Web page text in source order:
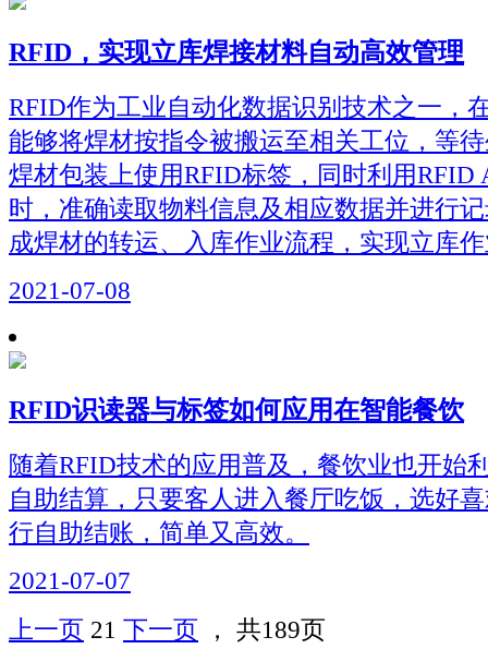
RFID，实现立库焊接材料自动高效管理
RFID作为工业自动化数据识别技术之一，
能够将焊材按指令被搬运至相关工位，等
焊材包装上使用RFID标签，同时利用RFID
时，准确读取物料信息及相应数据并进行
成焊材的转运、入库作业流程，实现立库
2021-07-08
RFID识读器与标签如何应用在智能餐饮
随着RFID技术的应用普及，餐饮业也开始
自助结算，只要客人进入餐厅吃饭，选好
行自助结账，简单又高效。
2021-07-07
上一页 21 下一页 ， 共189页